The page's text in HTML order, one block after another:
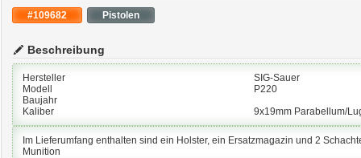
#109682 Pistolen
Beschreibung
Hersteller
SIG-Sauer
Modell
P220
Baujahr
Kaliber
9x19mm Parabellum/
Im Lieferumfang enthalten sind ein Holster, ein Ersatzmagazin und 2
Munition